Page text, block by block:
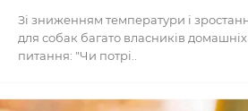
Зі зниженням температури і
для собак багато власників
питання: "Чи потрі..